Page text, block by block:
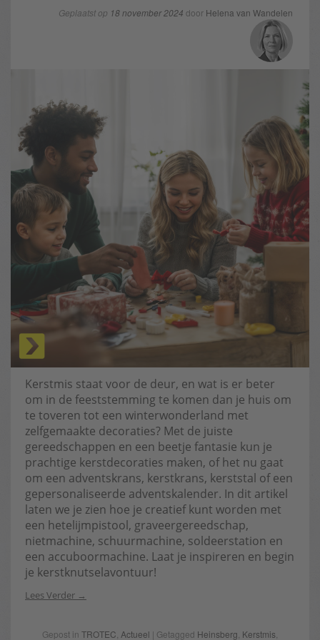
Geplaatst op 18 november 2024 door Helena van Wandelen
Kerstmis staat voor de deur, en wat is er beter
om in de feeststemming te komen dan je huis om
te toveren tot een winterwonderland met
zelfgemaakte decoraties? Met de juiste
gereedschappen en een beetje fantasie kun je
prachtige kerstdecoraties maken, of het nu gaat
om een adventskrans, kerstkrans, kerststal of een
gepersonaliseerde adventskalender. In dit artikel
laten we je zien hoe je creatief kunt worden met
een hetelijmpistool, graveergereedschap,
nietmachine, schuurmachine, soldeerstation en
een accuboormachine. Laat je inspireren en begin
je kerstknutselavontuur!
Lees Verder
Gepost in TROTEC Actueel | Getagged Heinsberg Kerstmis